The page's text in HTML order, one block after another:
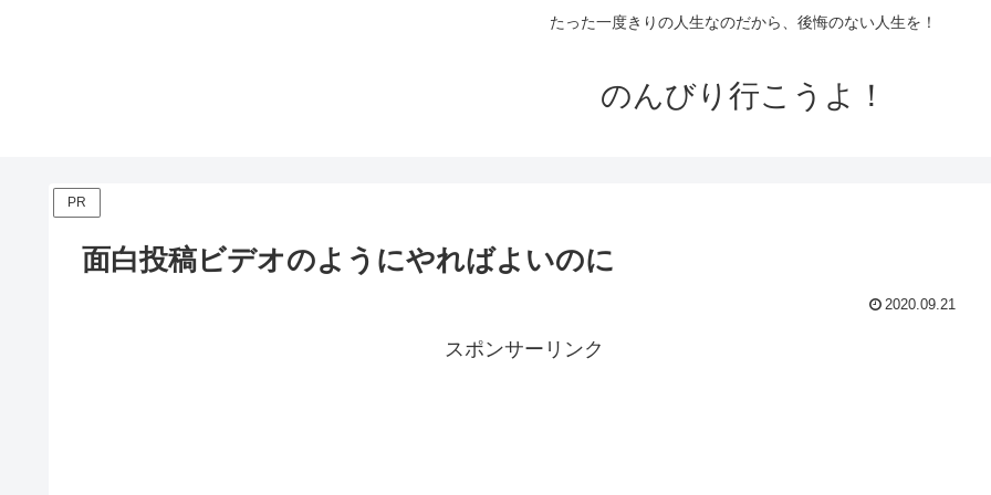
たった一度きりの人生なのだから、後悔のない人生を！
のんびり行こうよ！
PR
面白投稿ビデオのようにやればよいのに
2020.09.21
スポンサーリンク